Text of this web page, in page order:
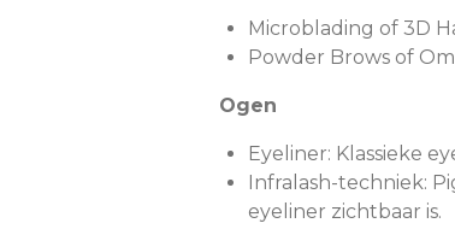
Microblading of 3D
Powder Brows of
Ogen
Eyeliner: Klassieke
Infralash-techniek:
eyeliner zichtbaar is.